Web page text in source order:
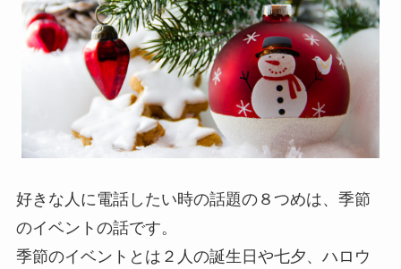
好きな人に電話したい時の話題の８つめは、季節
のイベントの話です。
季節のイベントとは２人の誕生日や七夕、ハロウ